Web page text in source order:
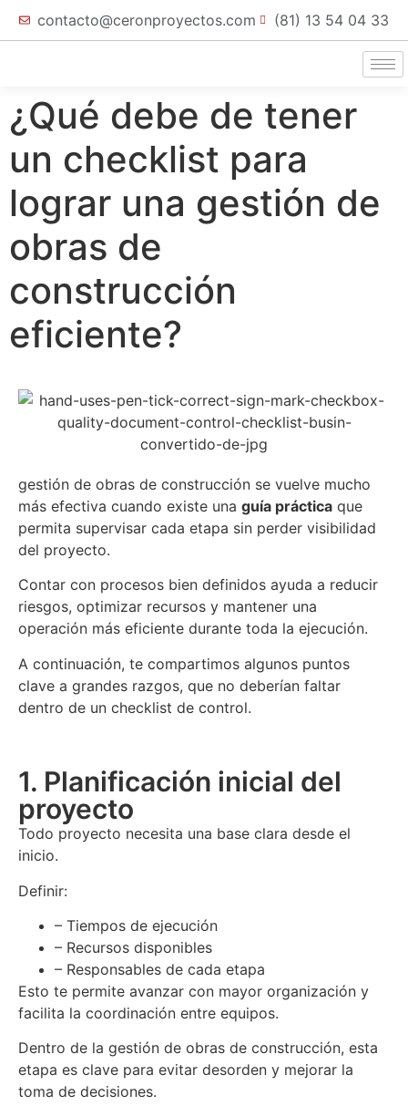
contacto@ceronproyectos.com (81) 13 54 04 33
¿Qué debe de tener
un checklist para
lograr una gestión de
obras de
construcción
eficiente?
gestión de obras de construcción se vuelve mucho
más efectiva cuando existe una guía práctica que
permita supervisar cada etapa sin perder visibilidad
del proyecto.
Contar con procesos bien definidos ayuda a reducir
riesgos, optimizar recursos y mantener una
operación más eficiente durante toda la ejecución.
A continuación, te compartimos algunos puntos
clave a grandes razgos, que no deberían faltar
dentro de un checklist de control.
1. Planificación inicial del
proyecto
Todo proyecto necesita una base clara desde el
inicio.
Definir:
– Tiempos de ejecución
– Recursos disponibles
– Responsables de cada etapa
Esto te permite avanzar con mayor organización y
facilita la coordinación entre equipos.
Dentro de la gestión de obras de construcción, esta
etapa es clave para evitar desorden y mejorar la
toma de decisiones.